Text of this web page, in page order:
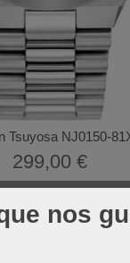
Tsuyosa NJ0150-
299,00 €
nos